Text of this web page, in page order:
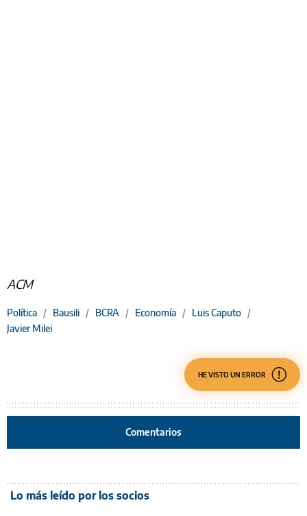
ACM
Política / Bausili / BCRA / Economía / Luis Caputo /
Javier Milei
HE VISTO UN ERROR
Comentarios
Lo más leído por los socios